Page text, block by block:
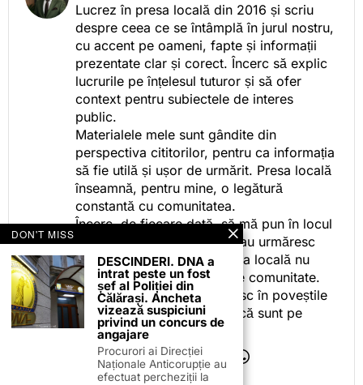
Lucrez în presa locală din 2016 și scriu
despre ceea ce se întâmplă în jurul nostru,
cu accent pe oameni, fapte și informații
prezentate clar și corect. Încerc să explic
lucrurile pe înțelesul tuturor și să ofer
context pentru subiectele de interes
public.
Materialele mele sunt gândite din
perspectiva cititorilor, pentru ca informația
să fie utilă și ușor de urmărit. Presa locală
înseamnă, pentru mine, o legătură
constantă cu comunitatea.
Încerc, de fiecare dată, să mă pun în locul
celor care citesc, privesc sau urmăresc
ceea ce fac. Pentru că presa locală nu
este despre mine, ci despre comunitate.
Iar dacă oamenii se regăsesc în poveștile
pe care le spun, înseamnă că sunt pe
drumul bun.
DON'T MISS
DESCINDERI. DNA a
intrat peste un fost
șef al Poliției din
Călărași. Ancheta
vizează suspiciuni
privind un concurs de
angajare
Procurori ai Direcției
Naționale Anticorupție au
efectuat percheziții la